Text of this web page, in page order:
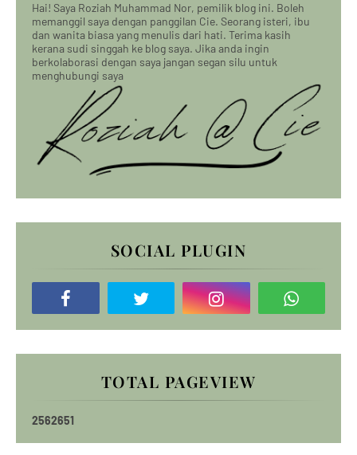
Hai! Saya Roziah Muhammad Nor, pemilik blog ini. Boleh
memanggil saya dengan panggilan Cie. Seorang isteri, ibu
dan wanita biasa yang menulis dari hati. Terima kasih
kerana sudi singgah ke blog saya. Jika anda ingin
berkolaborasi dengan saya jangan segan silu untuk
menghubungi saya
SOCIAL PLUGIN
TOTAL PAGEVIEW
2562651